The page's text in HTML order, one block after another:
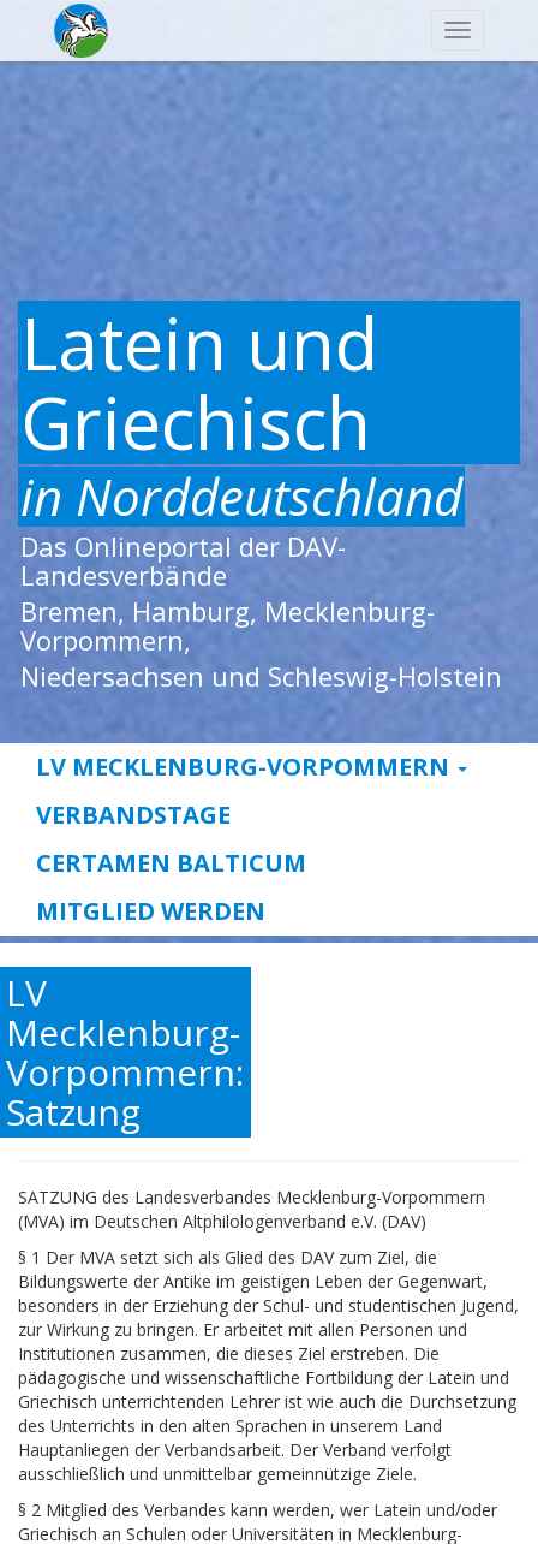
Latein und
Griechisch
in Norddeutschland
Das Onlineportal der DAV-
Landesverbände
Bremen, Hamburg, Mecklenburg-
Vorpommern,
Niedersachsen und Schleswig-Holstein
LV MECKLENBURG-VORPOMMERN
VERBANDSTAGE
CERTAMEN BALTICUM
MITGLIED WERDEN
LV
Mecklenburg-
Vorpommern:
Satzung
SATZUNG des Landesverbandes Mecklenburg-Vorpommern
(MVA) im Deutschen Altphilologenverband e.V. (DAV)
§ 1 Der MVA setzt sich als Glied des DAV zum Ziel, die
Bildungswerte der Antike im geistigen Leben der Gegenwart,
besonders in der Erziehung der Schul- und studentischen Jugend,
zur Wirkung zu bringen. Er arbeitet mit allen Personen und
Institutionen zusammen, die dieses Ziel erstreben. Die
pädagogische und wissenschaftliche Fortbildung der Latein und
Griechisch unterrichtenden Lehrer ist wie auch die Durchsetzung
des Unterrichts in den alten Sprachen in unserem Land
Hauptanliegen der Verbandsarbeit. Der Verband verfolgt
ausschließlich und unmittelbar gemeinnützige Ziele.
§ 2 Mitglied des Verbandes kann werden, wer Latein und/oder
Griechisch an Schulen oder Universitäten in Mecklenburg-